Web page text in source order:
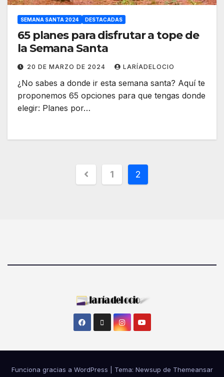
SEMANA SANTA 2024 DESTACADAS
65 planes para disfrutar a tope de
la Semana Santa
20 DE MARZO DE 2024 LARÍADELOCIO
¿No sabes a donde ir esta semana santa? Aquí te
proponemos 65 opciones para que tengas donde
elegir: Planes por…
1 2
Funciona gracias a WordPress Tema: Newsup de Themeansar